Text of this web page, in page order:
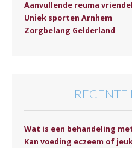
Aanvullende reuma
Uniek sporten Arnhem
Zorgbelang Gelderland
RECENTE
Wat is een behandeling
Kan voeding eczeem of